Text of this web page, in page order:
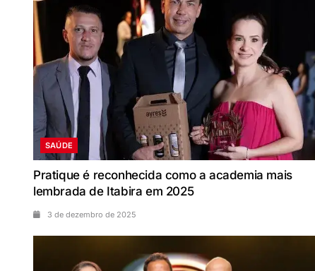
SAÚDE
Pratique é reconhecida como a academia mais
lembrada de Itabira em 2025
3 de dezembro de 2025